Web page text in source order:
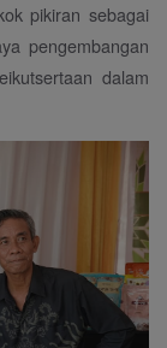
pikiran sebagai
pengembangan
dalam